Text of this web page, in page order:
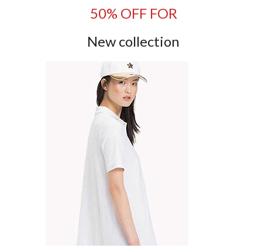
50% OFF FOR
New collection